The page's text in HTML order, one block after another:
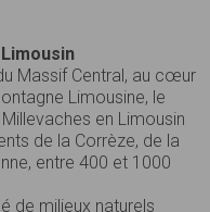
Massif Central, au cœur
Limousine, le
en Limousin
de la Corrèze, de la
entre 400 et 1000
de milieux naturels